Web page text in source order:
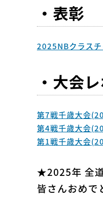
・表彰
2025NBクラス
・大会
第7戦千歳大会
第4戦千歳大会
第1戦千歳大会
★2025年 全道
皆さんおめで